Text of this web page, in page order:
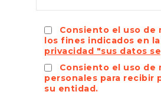
Consiento el uso de
los fines indicados en la
privacidad "sus datos
Consiento el uso de
personales para recibir
su entidad.